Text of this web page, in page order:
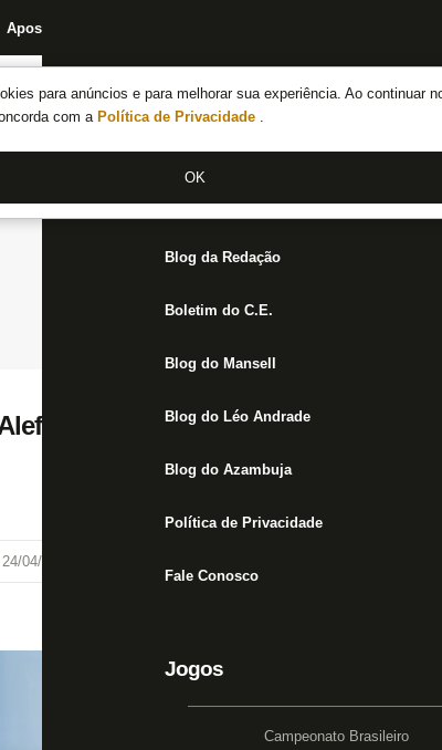
para anúncios e para melhorar sua experiência. Ao continuar
com a Política de Privacidade .
OK
Apostas
Notícias do Botafogo
Fórum
Jogos
Blog da Redação
Boletim do C.E.
Blog do Mansell
Blog do Léo Andrade
Blog do Azambuja
Política de Privacidade
Fale Conosco
Jogos
Campeonato Brasileiro
Manga tem proposta do
24/04/21 às 16:50